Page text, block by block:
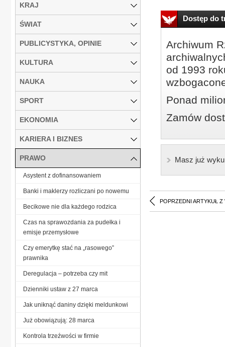
Dostęp do
Archiwum
od 1993
Ponad
Zamów
Masz już
POPRZEDNI ARTYKUŁ Z
KRAJ
ŚWIAT
PUBLICYSTYKA, OPINIE
KULTURA
NAUKA
SPORT
EKONOMIA
KARIERA I BIZNES
PRAWO
Asystent z dofinansowaniem
Banki i maklerzy rozliczani po nowemu
Becikowe nie dla każdego rodzica
Czas na sprawozdania za pudełka i
emisje przemysłowe
Czy emerytkę stać na „rasowego”
prawnika
Deregulacja – potrzeba czy mit
Dzienniki ustaw z 27 marca
Jak uniknąć daniny dzięki meldunkowi
Już obowiązują: 28 marca
Kontrola trzeźwości w firmie